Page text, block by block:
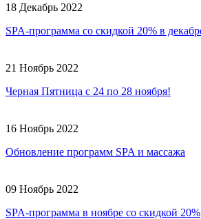
18 Декабрь 2022
SPA-программа со скидкой 20% в
21 Ноябрь 2022
Черная Пятница с 24 по 28 ноября!
16 Ноябрь 2022
Обновление программ SPA и массажа
09 Ноябрь 2022
SPA-программа в ноябре со скидкой 20%